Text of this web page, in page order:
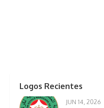
Logos Recientes
JUN 14, 2026